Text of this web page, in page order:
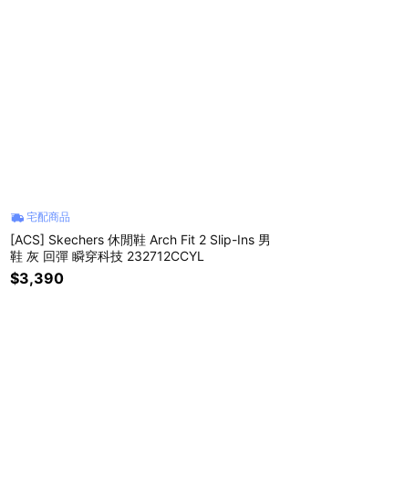
宅配商品
[ACS] Skechers 休閒鞋 Arch Fit 2 Slip-Ins 男
鞋 灰 回彈 瞬穿科技 232712CCYL
$3,390